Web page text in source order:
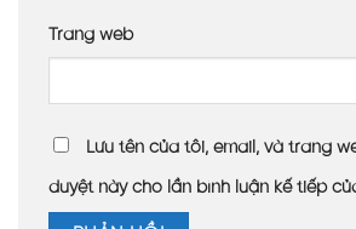
Trang web
Lưu tên của tôi, email, và trang
duyệt này cho lần bình luận kế tiếp